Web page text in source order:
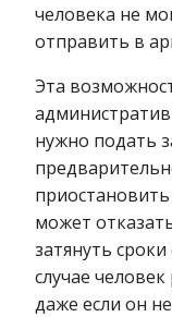
человека не
отправить в
Эта
нужно подать
может
затянуть
случае
даже если он